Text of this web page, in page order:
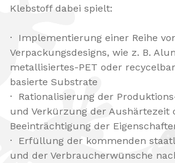
Klebstoff dabei spielt:
· Implementierung einer Reihe
Verpackungsdesigns, wie z. B.
metallisiertes-PET oder
basierte Substrate
· Rationalisierung der
und Verkürzung der Aushärtezeit
Beeinträchtigung der
· Erfüllung der kommenden
und der Verbraucherwünsche